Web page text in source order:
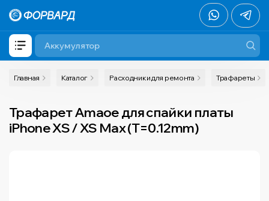
Главная Каталог Расходники для ремонта Трафареты
Трафарет Amaoe для спайки платы
iPhone XS / XS Max (T=0.12mm)